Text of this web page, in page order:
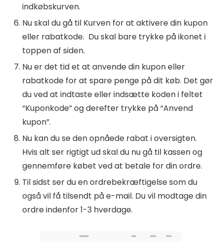
indkøbskurven.
Nu skal du gå til Kurven for at aktivere din kupon
eller rabatkode. Du skal bare trykke på ikonet i
toppen af siden.
Nu er det tid et at anvende din kupon eller
rabatkode for at spare penge på dit køb. Det gør
du ved at indtaste eller indsætte koden i feltet
“Kuponkode” og derefter trykke på “Anvend
kupon”.
Nu kan du se den opnåede rabat i oversigten.
Hvis alt ser rigtigt ud skal du nu gå til kassen og
gennemføre købet ved at betale for din ordre.
Til sidst ser du en ordrebekræftigelse som du
også vil få tilsendt på e-mail. Du vil modtage din
ordre indenfor 1-3 hverdage.